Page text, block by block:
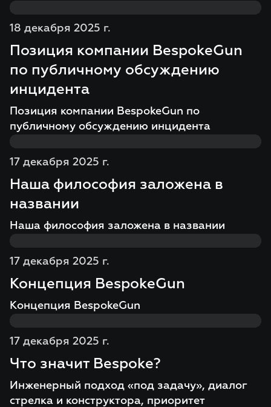
18 декабря 2025 г.
Позиция компании BespokeGun
по публичному обсуждению
инцидента
Позиция компании BespokeGun по
публичному обсуждению инцидента
17 декабря 2025 г.
Наша философия заложена в
названии
Наша философия заложена в названии
17 декабря 2025 г.
Концепция BespokeGun
Концепция BespokeGun
17 декабря 2025 г.
Что значит Bespoke?
Инженерный подход «под задачу», диалог
стрелка и конструктора, приоритет